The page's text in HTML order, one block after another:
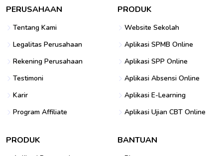
PERUSAHAAN
Tentang Kami
Legalitas Perusahaan
Rekening Perusahaan
Testimoni
Karir
Program Affiliate
PRODUK
Website Sekolah
Aplikasi SPMB Online
Aplikasi SPP Online
Aplikasi Absensi Online
Aplikasi E-Learning
Aplikasi Ujian CBT Online
PRODUK BANTUAN